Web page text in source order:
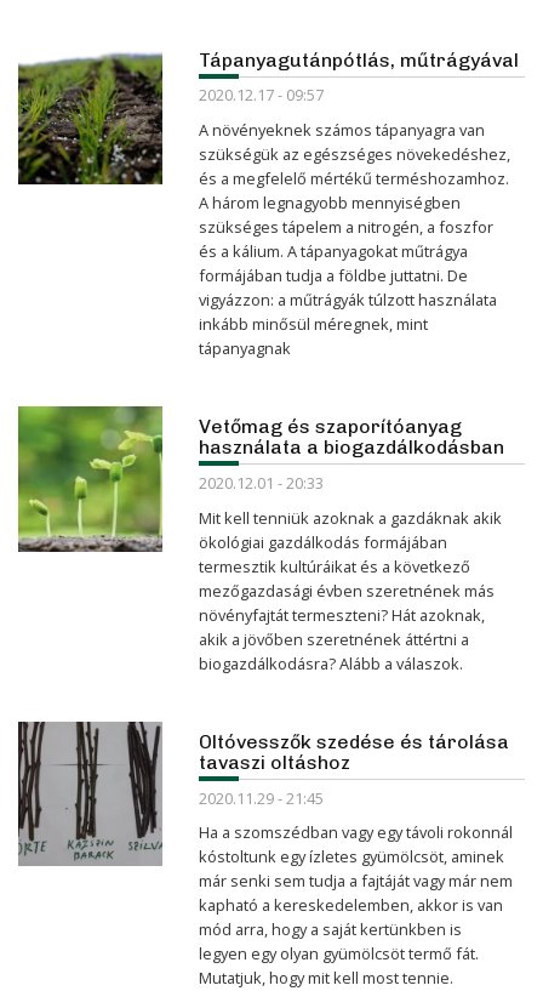
Tápanyagutánpótlás, műtrágyával
2020.12.17 - 09:57
A növényeknek számos tápanyagra van
szükségük az egészséges növekedéshez,
és a megfelelő mértékű terméshozamhoz.
A három legnagyobb mennyiségben
szükséges tápelem a nitrogén, a foszfor
és a kálium. A tápanyagokat műtrágya
formájában tudja a földbe juttatni. De
vigyázzon: a műtrágyák túlzott használata
inkább minősül méregnek, mint
tápanyagnak
Vetőmag és szaporítóanyag
használata a biogazdálkodásban
2020.12.01 - 20:33
Mit kell tenniük azoknak a gazdáknak akik
ökológiai gazdálkodás formájában
termesztik kultúráikat és a következő
mezőgazdasági évben szeretnének más
növényfajtát termeszteni? Hát azoknak,
akik a jövőben szeretnének áttértni a
biogazdálkodásra? Alább a válaszok.
Oltóvesszők szedése és tárolása
tavaszi oltáshoz
2020.11.29 - 21:45
Ha a szomszédban vagy egy távoli rokonnál
kóstoltunk egy ízletes gyümölcsöt, aminek
már senki sem tudja a fajtáját vagy már nem
kapható a kereskedelemben, akkor is van
mód arra, hogy a saját kertünkben is
legyen egy olyan gyümölcsöt termő fát.
Mutatjuk, hogy mit kell most tennie.